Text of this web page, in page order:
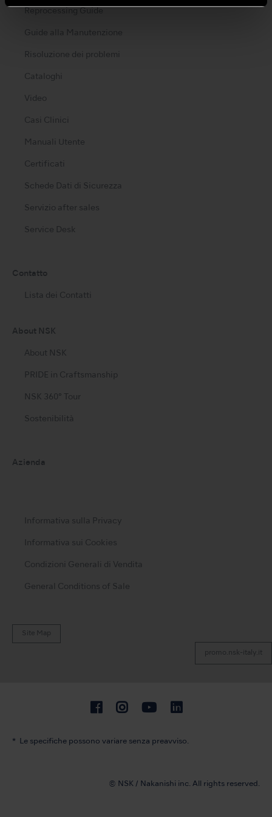
Guide alla Manutenzione
Risoluzione dei problemi
Cataloghi
Video
Casi Clinici
Manuali Utente
Certificati
Schede Dati di Sicurezza
Servizio after sales
Service Desk
Contatto
Lista dei Contatti
About NSK
About NSK
PRIDE in Craftsmanship
NSK 360° Tour
Sostenibilità
Azienda
Informativa sulla Privacy
Informativa sui Cookies
Condizioni Generali di Vendita
General Conditions of Sale
promo.nsk-italy.it
Site Map
Le specifiche possono variare senza preavviso.
© NSK / Nakanishi inc. All rights reserved.